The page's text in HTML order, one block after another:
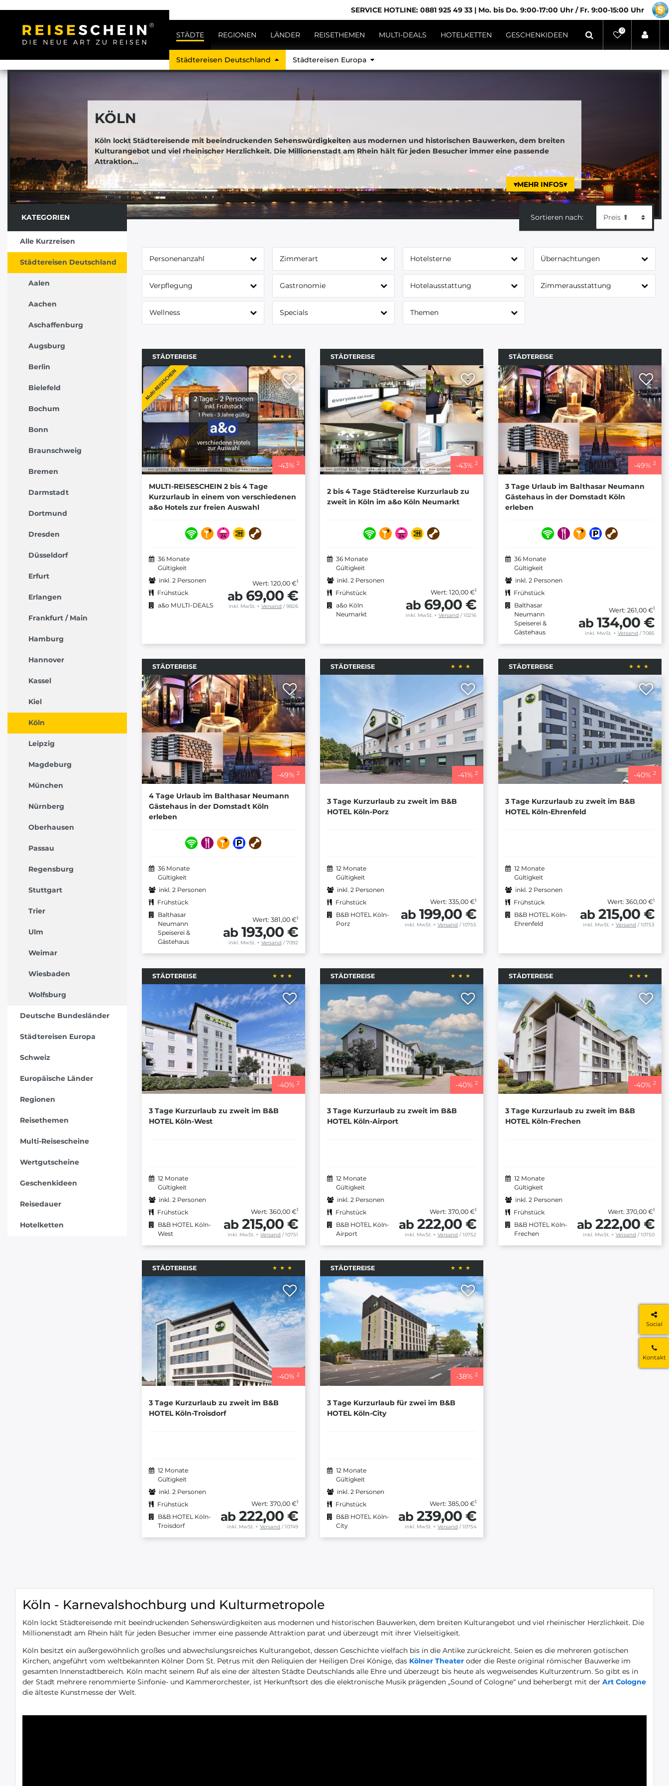
Social
Kontakt
SERVICE HOTLINE: 0881 925 49 33 | Mo. bis Do. 9:00‑17:00 Uhr / Fr. 9:00-15:00 Uhr
STÄDTE REGIONEN LÄNDER REISETHEMEN MULTI-DEALS HOTELKETTEN GESCHENKIDEEN 0
Städtereisen Deutschland Städtereisen Europa
KÖLN
Köln lockt Städtereisende mit beeindruckenden Sehenswürdigkeiten aus modernen und historischen Bauwerken, dem breiten
Kulturangebot und viel rheinischer Herzlichkeit. Die Millionenstadt am Rhein hält für jeden Besucher immer eine passende
Attraktion...
▾MEHR INFOS▾
Sortieren nach:
KATEGORIEN
Alle Kurzreisen
Städtereisen Deutschland
Aalen
Aachen
Aschaffenburg
Augsburg
Berlin
Bielefeld
Bochum
Bonn
Braunschweig
Bremen
Darmstadt
Dortmund
Dresden
Düsseldorf
Erfurt
Erlangen
Frankfurt / Main
Hamburg
Hannover
Kassel
Kiel
Köln
Leipzig
Magdeburg
München
Nürnberg
Oberhausen
Passau
Regensburg
Stuttgart
Trier
Ulm
Weimar
Wiesbaden
Wolfsburg
Deutsche Bundesländer
Städtereisen Europa
Schweiz
Europäische Länder
Regionen
Reisethemen
Multi-Reisescheine
Wertgutscheine
Geschenkideen
Reisedauer
Hotelketten
Personenanzahl Zimmerart Hotelsterne Übernachtungen
Verpflegung Gastronomie Hotelausstattung Zimmerausstattung
Wellness Specials Themen
STÄDTEREISE
-43% 2
MULTI-REISESCHEIN 2 bis 4 Tage
Kurzurlaub in einem von verschiedenen
a&o Hotels zur freien Auswahl
36 Monate
Gültigkeit
inkl. 2 Personen
Frühstück
a&o MULTI-DEALS
Wert: 120,00 €1
ab 69,00 €
inkl. MwSt. + Versand / 9826
STÄDTEREISE
-43% 2
2 bis 4 Tage Städtereise Kurzurlaub zu
zweit in Köln im a&o Köln Neumarkt
36 Monate
Gültigkeit
inkl. 2 Personen
Frühstück
a&o Köln
Neumarkt
Wert: 120,00 €1
ab 69,00 €
inkl. MwSt. + Versand / 10216
STÄDTEREISE
-49% 2
3 Tage Urlaub im Balthasar Neumann
Gästehaus in der Domstadt Köln
erleben
36 Monate
Gültigkeit
inkl. 2 Personen
Frühstück
Balthasar
Neumann
Speiserei &
Gästehaus
Wert: 261,00 €1
ab 134,00 €
inkl. MwSt. + Versand / 7085
STÄDTEREISE
-49% 2
4 Tage Urlaub im Balthasar Neumann
Gästehaus in der Domstadt Köln
erleben
36 Monate
Gültigkeit
inkl. 2 Personen
Frühstück
Balthasar
Neumann
Speiserei &
Gästehaus
Wert: 381,00 €1
ab 193,00 €
inkl. MwSt.+ Versand / 7092
STÄDTEREISE
-41% 2
3 Tage Kurzurlaub zu zweit im B&B
HOTEL Köln-Porz
12 Monate
Gültigkeit
inkl. 2 Personen
Frühstück
B&B HOTEL Köln-
Porz
Wert: 335,00 €1
ab 199,00 €
inkl. MwSt.+ Versand / 10755
STÄDTEREISE
-40% 2
3 Tage Kurzurlaub zu zweit im B&B
HOTEL Köln-Ehrenfeld
12 Monate
Gültigkeit
inkl. 2 Personen
Frühstück
B&B HOTEL Köln-
Ehrenfeld
Wert: 360,00 €1
ab 215,00 €
inkl. MwSt.+ Versand / 10753
STÄDTEREISE
-40% 2
3 Tage Kurzurlaub zu zweit im B&B
HOTEL Köln-West
12 Monate
Gültigkeit
inkl. 2 Personen
Frühstück
B&B HOTEL Köln-
West
Wert: 360,00 €1
ab 215,00 €
inkl. MwSt. + Versand / 10751
STÄDTEREISE
-40% 2
3 Tage Kurzurlaub zu zweit im B&B
HOTEL Köln-Airport
12 Monate
Gültigkeit
inkl. 2 Personen
Frühstück
B&B HOTEL Köln-
Airport
Wert: 370,00 €1
ab 222,00 €
inkl. MwSt. + Versand / 10752
STÄDTEREISE
-40% 2
3 Tage Kurzurlaub zu zweit im B&B
HOTEL Köln-Frechen
12 Monate
Gültigkeit
inkl. 2 Personen
Frühstück
B&B HOTEL Köln-
Frechen
Wert: 370,00 €1
ab 222,00 €
inkl. MwSt. + Versand / 10750
STÄDTEREISE
-40% 2
3 Tage Kurzurlaub zu zweit im B&B
HOTEL Köln-Troisdorf
12 Monate
Gültigkeit
inkl. 2 Personen
Frühstück
B&B HOTEL Köln-
Troisdorf
Wert: 370,00 €1
ab 222,00 €
inkl. MwSt. + Versand / 10749
STÄDTEREISE
-38% 2
3 Tage Kurzurlaub für zwei im B&B
HOTEL Köln-City
12 Monate
Gültigkeit
inkl. 2 Personen
Frühstück
B&B HOTEL Köln-
City
Wert: 385,00 €1
ab 239,00 €
inkl. MwSt. + Versand / 10754
Köln - Karnevalshochburg und Kulturmetropole
Köln lockt Städtereisende mit beeindruckenden Sehenswürdigkeiten aus modernen und historischen Bauwerken, dem breiten Kulturangebot und viel rheinischer Herzlichkeit. Die
Millionenstadt am Rhein hält für jeden Besucher immer eine passende Attraktion parat und überzeugt mit ihrer Vielseitigkeit.
Köln besitzt ein außergewöhnlich großes und abwechslungsreiches Kulturangebot, dessen Geschichte vielfach bis in die Antike zurückreicht. Seien es die mehreren gotischen
Kirchen, angeführt vom weltbekannten Kölner Dom St. Petrus mit den Reliquien der Heiligen Drei Könige, das Kölner Theater oder die Reste original römischer Bauwerke im
gesamten Innenstadtbereich. Köln macht seinem Ruf als eine der ältesten Städte Deutschlands alle Ehre und überzeugt bis heute als wegweisendes Kulturzentrum. So gibt es in
der Stadt mehrere renommierte Sinfonie- und Kammerorchester, ist Herkunftsort des die elektronische Musik prägenden „Sound of Cologne“ und beherbergt mit der Art Cologne
die älteste Kunstmesse der Welt.